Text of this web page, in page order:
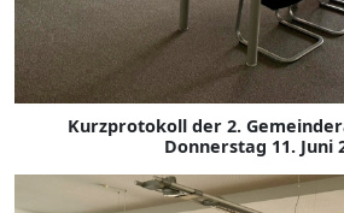
Kurzprotokoll der 2.
Donnerstag 11. Juni